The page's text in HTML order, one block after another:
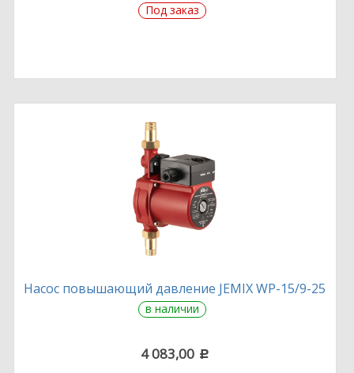
Под заказ
Насос повышающий давление JEMIX WP-15/9-25
в наличии
4 083,00 c